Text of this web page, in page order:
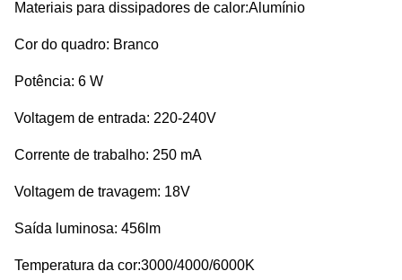
Materiais para dissipadores de calor:Alumínio
Cor do quadro: Branco
Potência: 6 W
Voltagem de entrada: 220-240V
Corrente de trabalho: 250 mA
Voltagem de travagem: 18V
Saída luminosa: 456lm
Temperatura da cor:3000/4000/6000K